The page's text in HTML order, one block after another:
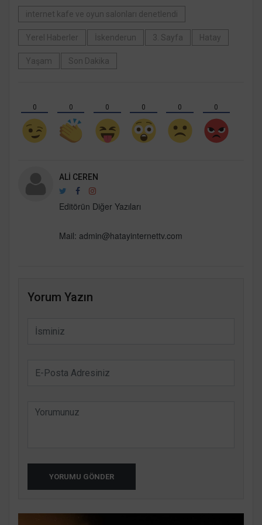
internet kafe ve oyun salonları denetlendi
Yerel Haberler İskenderun 3. Sayfa Hatay
Yaşam Son Dakika
0 0 0 0 0 0
ALI CEREN
Editörün Diğer Yazıları
Mail: admin@hatayinternettv.com
Yorum Yazın
YORUMU GÖNDER